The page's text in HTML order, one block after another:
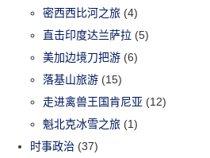
密西西比河之旅 (4)
直击印度达兰萨拉 (5)
美加边境刀把游 (6)
落基山旅游 (15)
走进禽兽王国肯尼亚 (12)
魁北克冰雪之旅 (1)
时事政治 (37)